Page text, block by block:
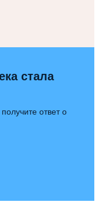
стала
ответ о